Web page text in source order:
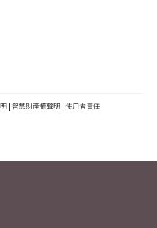
| 智慧財產權聲明 | 使用者責任